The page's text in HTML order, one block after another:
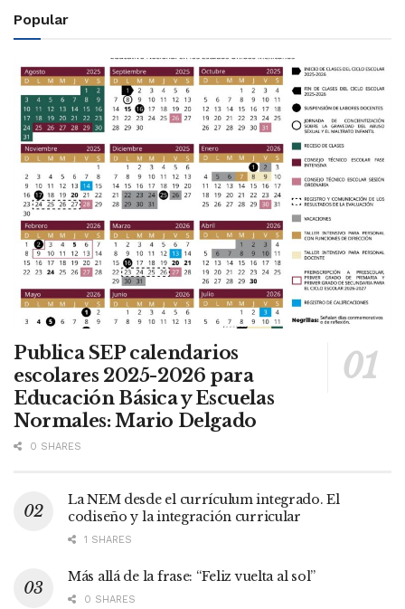
Popular
Publica SEP calendarios
escolares 2025-2026 para
Educación Básica y Escuelas
Normales: Mario Delgado
0 SHARES
La NEM desde el currículum integrado. El
codiseño y la integración curricular
1 SHARES
Más allá de la frase: “Feliz vuelta al sol”
0 SHARES